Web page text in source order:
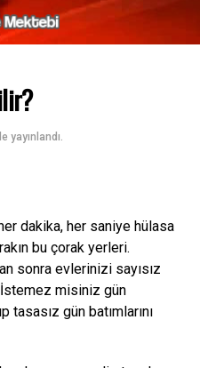
yayınlandı.
dakika, her saniye hülasa
bu çorak yerleri.
sonra evlerinizi sayısız
misiniz gün
tasasız gün batımlarını